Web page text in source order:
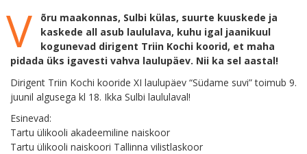
V
õru maakonnas, Sulbi külas, suurte kuuskede ja
kaskede all asub laululava, kuhu igal jaanikuul
kogunevad dirigent Triin Kochi koorid, et maha
pidada üks igavesti vahva laulupäev. Nii ka sel aastal!
Dirigent Triin Kochi kooride XI laulupäev “Südame suvi” toimub 9.
juunil algusega kl 18. Ikka Sulbi laululaval!
Esinevad:
Tartu ülikooli akadeemiline naiskoor
Tartu ülikooli naiskoori Tallinna vilistlaskoor